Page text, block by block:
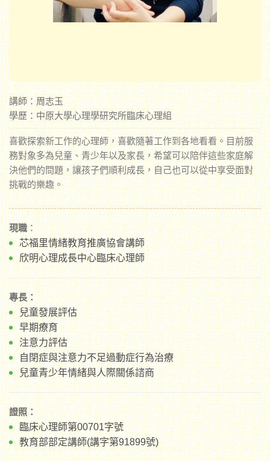
講師：周志玉
學歷：中原大學心理學研究所臨床心理組
喜歡探索新工作的心理師，喜歡隨著工作到各地看看。目前服
務對象多為兒童、青少年以及家長，希望可以陪伴這些家庭解
決他們的問題，讓孩子們順利成長，自己也可以從中享受面對
挑戰的樂趣。
現職：
芯福里情緒教育推廣協會講師
欣明心理成長中心臨床心理師
專長：
兒童發展評估
早期療育
注意力評估
自閉症與注意力不足過動症行為治療
兒童青少年情緒與人際關係諮商
證照：
臨床心理師第00701字號
教育部部定講師(講字第91899號)